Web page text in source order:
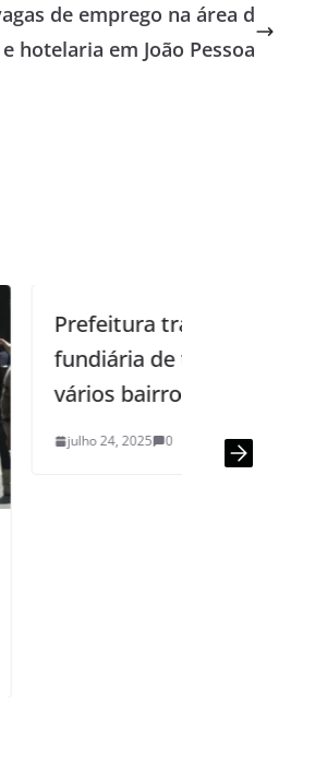
de emprego na área d
e hotelaria em João Pessoa
a regularização
imóveis em